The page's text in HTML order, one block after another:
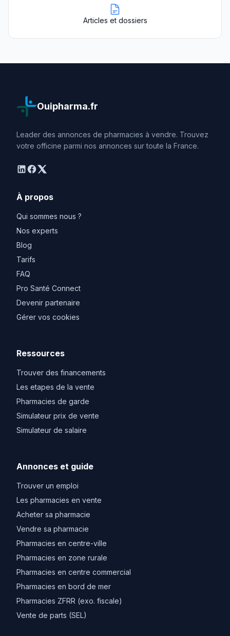
Articles et dossiers
Ouipharma.fr
Leader des annonces de pharmacies à vendre. Trouvez
votre officine parmi nos annonces sur toute la France.
linkedin
facebook
twitter
À propos
Qui sommes nous ?
Nos experts
Blog
Tarifs
FAQ
Pro Santé Connect
Devenir partenaire
Gérer vos cookies
Ressources
Trouver des financements
Les etapes de la vente
Pharmacies de garde
Simulateur prix de vente
Simulateur de salaire
Annonces et guide
Trouver un emploi
Les pharmacies en vente
Acheter sa pharmacie
Vendre sa pharmacie
Pharmacies en centre-ville
Pharmacies en zone rurale
Pharmacies en centre commercial
Pharmacies en bord de mer
Pharmacies ZFRR (exo. fiscale)
Vente de parts (SEL)